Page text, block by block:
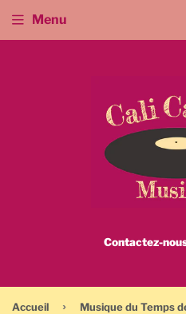
Contactez-
Menu
Accueil › Musique du Temps